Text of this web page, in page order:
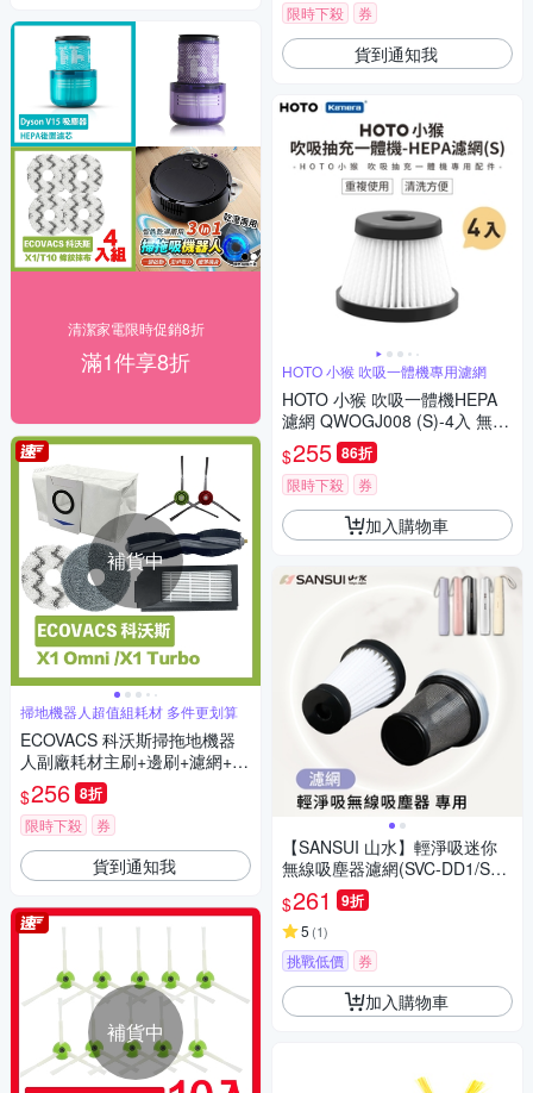
清潔家電限時促銷8折
滿1件享8折
補貨中
掃地機器人超值組耗材 多件更划算
ECOVACS 科沃斯掃拖地機器
人副廠耗材主刷+邊刷+濾網+抹
布+集塵袋
$256 8折
限時下殺 券
貨到通知我
補貨中
限時下殺 券
貨到通知我
HOTO 小猴 吹吸一體機專用濾網
HOTO 小猴 吹吸一體機HEPA
濾網 QWOGJ008 (S)-4入 無線
手持吸塵器HEPA 濾網 車用吸
塵器可水洗濾網 家用吸塵器濾
網
$255 86折
限時下殺 券
加入購物車
【SANSUI 山水】輕淨吸迷你
無線吸塵器濾網(SVC-DD1/SVC
-L175/SVC-PP3適用)
$261 9折
5 (1)
挑戰低價 券
加入購物車